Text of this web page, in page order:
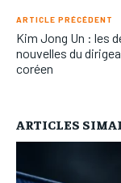
ARTICLE PRÉCÉDENT
Kim Jong Un : les
nouvelles du
coréen
ARTICLES